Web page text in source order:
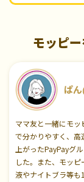
モッピ
ぱ
ママ友と一緒にモ
で分かりやすく、高
上がったPayPayグ
した。また、モッ
液やナイトブラ等も